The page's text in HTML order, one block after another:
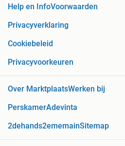
Help en InfoVoorwaarden
Privacyverklaring
Cookiebeleid
Privacyvoorkeuren
Over MarktplaatsWerken bij
PerskamerAdevinta
2dehands2ememainSitemap